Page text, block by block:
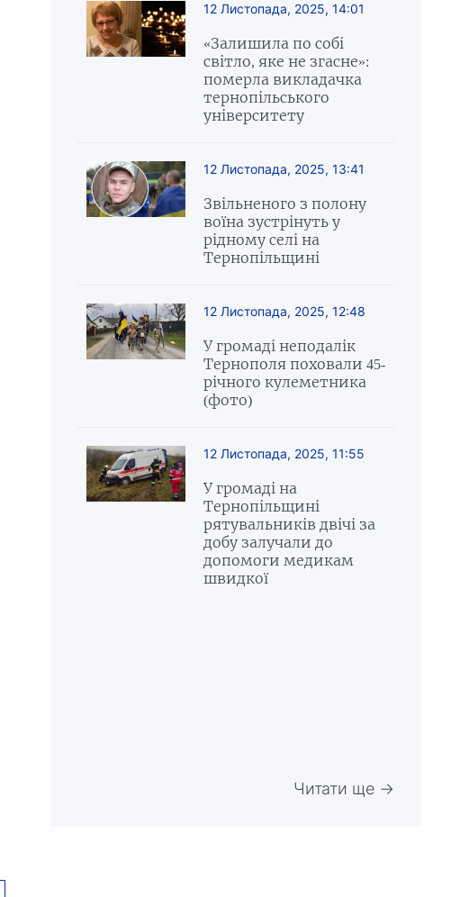
12 Листопада, 2025, 14:01
«Залишила по собі
світло, яке не згасне»:
померла викладачка
тернопільського
університету
12 Листопада, 2025, 13:41
Звільненого з полону
воїна зустрінуть у
рідному селі на
Тернопільщині
12 Листопада, 2025, 12:48
У громаді неподалік
Тернополя поховали 45-
річного кулеметника
(фото)
12 Листопада, 2025, 11:55
У громаді на
Тернопільщині
рятувальників двічі за
добу залучали до
допомоги медикам
швидкої
Читати ще →